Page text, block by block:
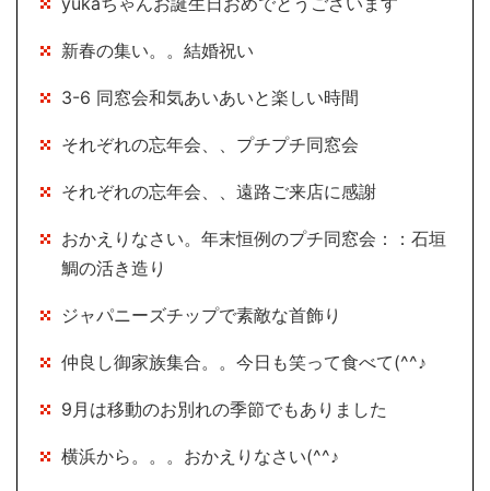
新春の集い。。結婚祝い
3-6 同窓会和気あいあいと楽しい時間
それぞれの忘年会、、プチプチ同窓会
それぞれの忘年会、、遠路ご来店に感謝
おかえりなさい。年末恒例のプチ同窓会：：石垣
鯛の活き造り
ジャパニーズチップで素敵な首飾り
仲良し御家族集合。。今日も笑って食べて(^^♪
9月は移動のお別れの季節でもありました
横浜から。。。おかえりなさい(^^♪